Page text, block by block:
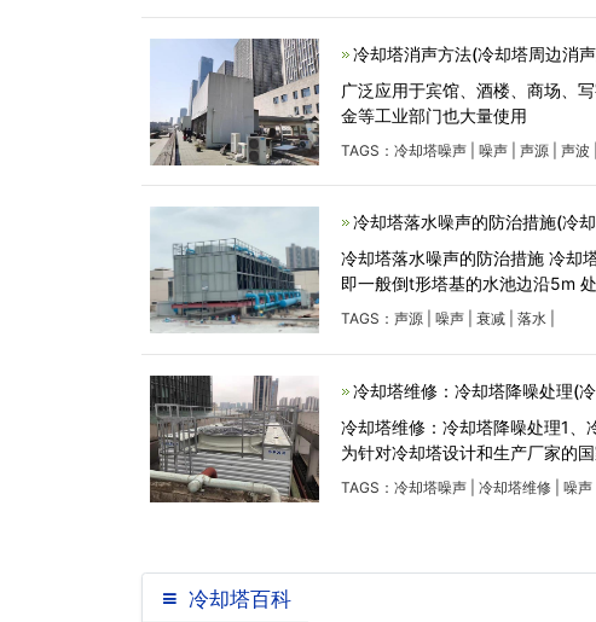
冷却塔消声方法(冷却塔周边消
广泛应用于宾馆、酒楼、商场、
金等工业部门也大量使用
TAGS： 冷却塔噪声 噪声 声源 声波
冷却塔落水噪声的防治措施(冷
冷却塔落水噪声的防治措施 冷却
即一般倒t形塔基的水池边沿5m
TAGS： 声源 噪声 衰减 落水
冷却塔维修：冷却塔降噪处理(
冷却塔维修：冷却塔降噪处理1
为针对冷却塔设计和生产厂家的
TAGS： 冷却塔噪声 冷却塔维修 噪声
冷却塔百科